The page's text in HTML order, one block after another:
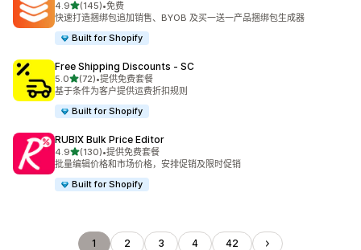
4.9星（满分 5 星）
(145)
总共 145 条评论
•免费
快速打造捆绑包追加销售、BYOB 及买一送一产品捆绑包生成器
Built for Shopify
Free Shipping Discounts ‑ SC
5.0星（满分 5 星）
(72)
总共 72 条评论
•提供免费套餐
基于条件为客户提供运费折扣规则
Built for Shopify
RUBIX Bulk Price Editor
4.9星（满分 5 星）
(130)
总共 130 条评论
•提供免费套餐
批量编辑价格和市场价格，安排促销及限时促销
Built for Shopify
1 2 3 4 42